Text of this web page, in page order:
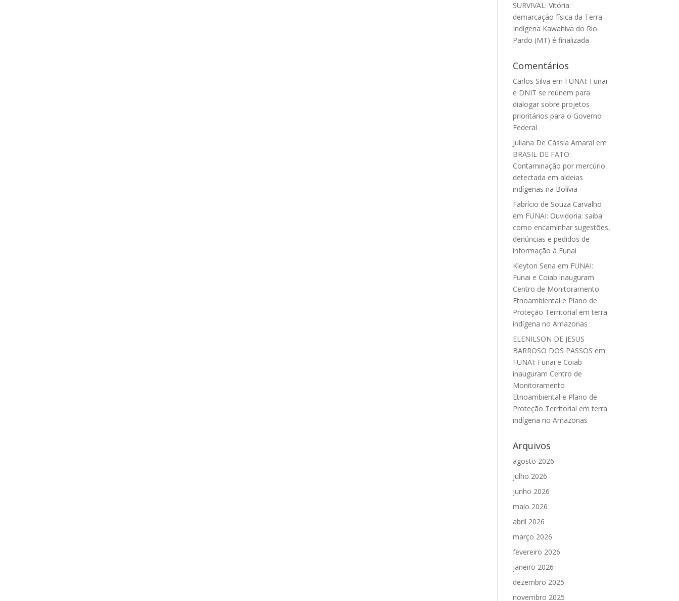
SURVIVAL: Vitória:
demarcação física da Terra
Indígena Kawahiva do Rio
Pardo (MT) é finalizada
Comentários
Carlos Silva em FUNAI: Funai
e DNIT se reúnem para
dialogar sobre projetos
prioritários para o Governo
Federal
Juliana De Cássia Amaral em
BRASIL DE FATO:
Contaminação por mercúrio
detectada em aldeias
indígenas na Bolívia
Fabrício de Souza Carvalho
em FUNAI: Ouvidoria: saiba
como encaminhar sugestões,
denúncias e pedidos de
informação à Funai
Kleyton Sena em FUNAI:
Funai e Coiab inauguram
Centro de Monitoramento
Etnoambiental e Plano de
Proteção Territorial em terra
indígena no Amazonas
ELENILSON DE JESUS
BARROSO DOS PASSOS em
FUNAI: Funai e Coiab
inauguram Centro de
Monitoramento
Etnoambiental e Plano de
Proteção Territorial em terra
indígena no Amazonas
Arquivos
agosto 2026
julho 2026
junho 2026
maio 2026
abril 2026
março 2026
fevereiro 2026
janeiro 2026
dezembro 2025
novembro 2025